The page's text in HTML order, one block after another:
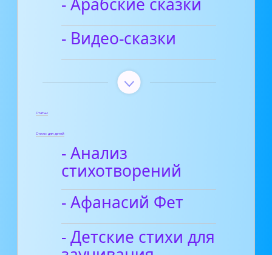
- Видео-сказки
Статьи
Стихи для детей
- Анализ
стихотворений
- Афанасий Фет
- Детские стихи для